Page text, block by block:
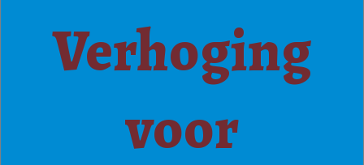
Verhoging
voor